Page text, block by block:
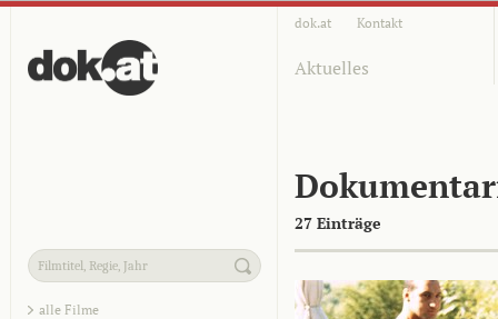
dok.at Kontakt
Aktuelles
27 Einträge
alle Filme